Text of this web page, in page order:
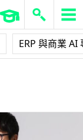
ERP 與商業 AI